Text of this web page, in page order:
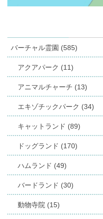
バーチャル霊園 (585)
アクアパーク (11)
アニマルチャーチ (13)
エキゾチックパーク (34)
キャットランド (89)
ドッグランド (170)
ハムランド (49)
バードランド (30)
動物寺院 (15)